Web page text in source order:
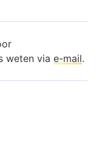
weten via e-mail.